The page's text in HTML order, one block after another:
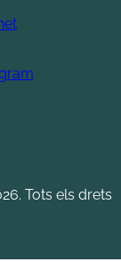
Tots els drets